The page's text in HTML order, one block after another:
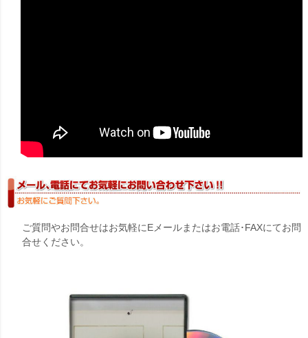
ご質問やお問合せはお気軽にEメールまたはお電話･FAXにてお問
合せください。